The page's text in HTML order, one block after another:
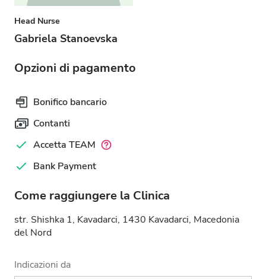
Head Nurse
Gabriela Stanoevska
Opzioni di pagamento
Bonifico bancario
Contanti
Accetta TEAM
Bank Payment
Come raggiungere la Clinica
str. Shishka 1, Kavadarci, 1430 Kavadarci, Macedonia
del Nord
Indicazioni da